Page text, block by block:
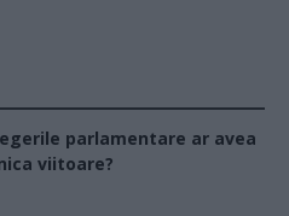
parlamentare ar avea
viitoare?